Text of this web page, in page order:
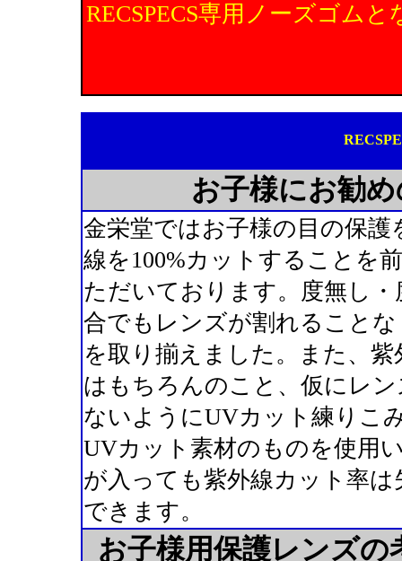
RECSPECS専用ノーズゴム
お子様にお勧
金栄堂ではお子様の目の保
線を100%カットすることを
ただいております。度無し
合でもレンズが割れること
を取り揃えました。また、
はもちろんのこと、仮にレ
ないようにUVカット練りこ
UVカット素材のものを使用
が入っても紫外線カット率
できます。
お子様用保護レンズの